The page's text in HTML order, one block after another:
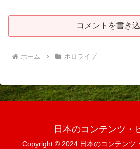
コメントを書き
ホーム ホロライブ
日本のコンテンツ・
Copyright © 2024 日本のコンテンツ